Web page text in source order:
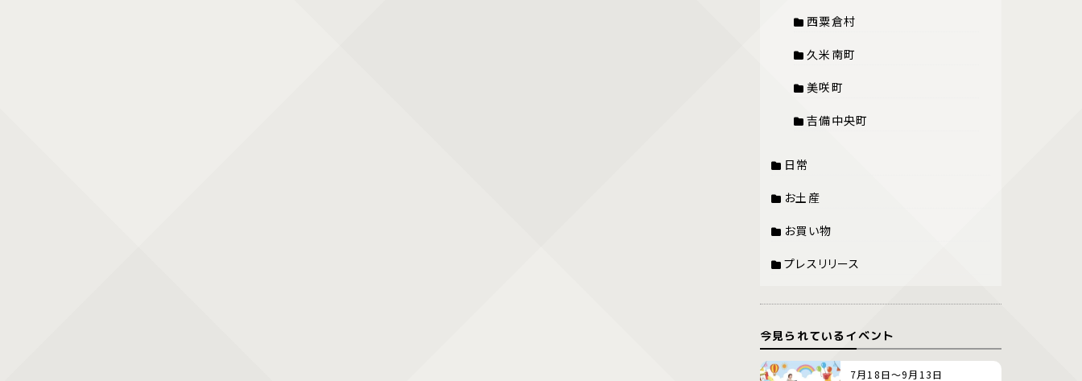
西粟倉村
久米南町
美咲町
吉備中央町
日常
お土産
お買い物
プレスリリース
今見られているイベント
7月18日～9月13日